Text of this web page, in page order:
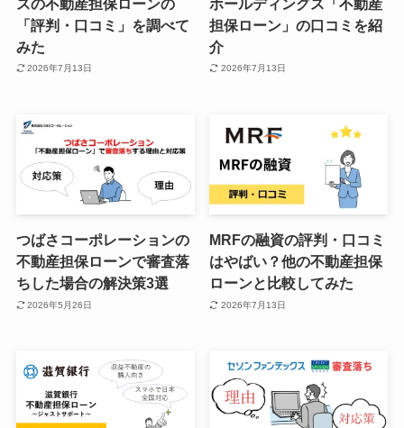
スの不動産担保ローンの
「評判・口コミ」を調べて
みた
2026年7月13日
ホールディングス「不動産
担保ローン」の口コミを紹
介
2026年7月13日
つばさコーポレーションの
不動産担保ローンで審査落
ちした場合の解決策3選
2026年5月26日
MRFの融資の評判・口コミ
はやばい？他の不動産担保
ローンと比較してみた
2026年7月13日